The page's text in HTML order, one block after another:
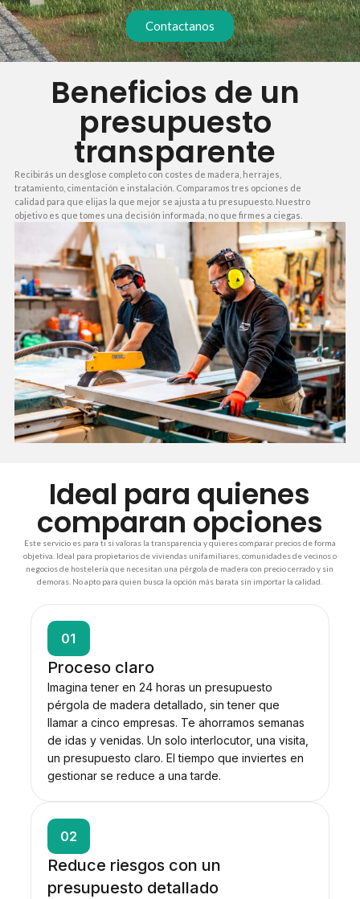
pagas y por qué, sin sorpresas al final.
Contactanos
Beneficios de un
presupuesto
transparente
Recibirás un desglose completo con costes de madera, herrajes,
tratamiento, cimentación e instalación. Comparamos tres opciones de
calidad para que elijas la que mejor se ajusta a tu presupuesto. Nuestro
objetivo es que tomes una decisión informada, no que firmes a ciegas.
Ideal para quienes
comparan opciones
Este servicio es para ti si valoras la transparencia y quieres comparar precios de forma
objetiva. Ideal para propietarios de viviendas unifamiliares, comunidades de vecinos o
negocios de hostelería que necesitan una pérgola de madera con precio cerrado y sin
demoras. No apto para quien busca la opción más barata sin importar la calidad.
01
Proceso claro
Imagina tener en 24 horas un presupuesto
pérgola de madera detallado, sin tener que
llamar a cinco empresas. Te ahorramos semanas
de idas y venidas. Un solo interlocutor, una visita,
un presupuesto claro. El tiempo que inviertes en
gestionar se reduce a una tarde.
02
Reduce riesgos con un
presupuesto detallado